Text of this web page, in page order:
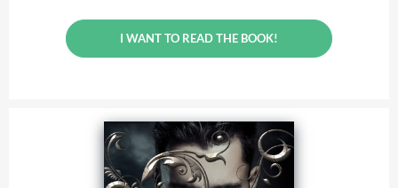
I WANT TO READ THE BOOK!